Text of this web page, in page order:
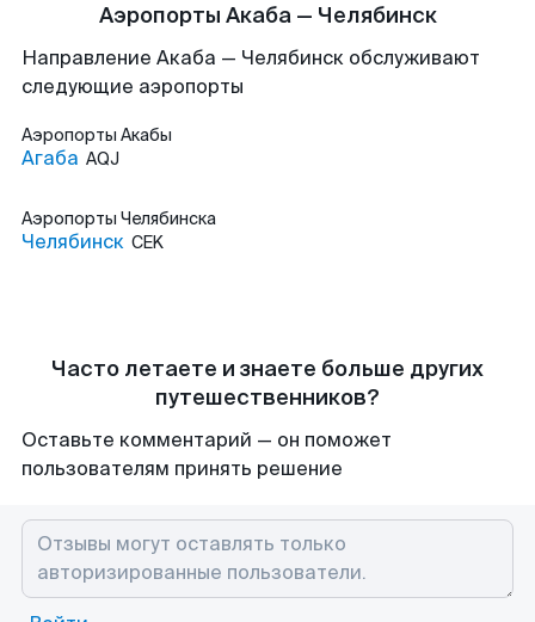
Аэропорты Акаба — Челябинск
Направление Акаба — Челябинск обслуживают
следующие аэропорты
Аэропорты Акабы
Агаба AQJ
Аэропорты Челябинска
Челябинск CEK
Часто летаете и знаете больше других
путешественников?
Оставьте комментарий — он поможет
пользователям принять решение